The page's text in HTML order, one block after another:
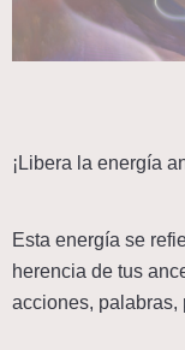
¡Libera la energía
Esta energía se
herencia de tus
acciones, palabras,